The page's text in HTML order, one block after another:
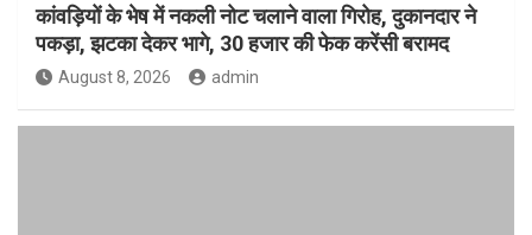
कांवड़ियों के भेष में नकली नोट चलाने वाला गिरोह, दुकानदार ने
पकड़ा, झटका देकर भागे, 30 हजार की फेक करेंसी बरामद
August 8, 2026 admin